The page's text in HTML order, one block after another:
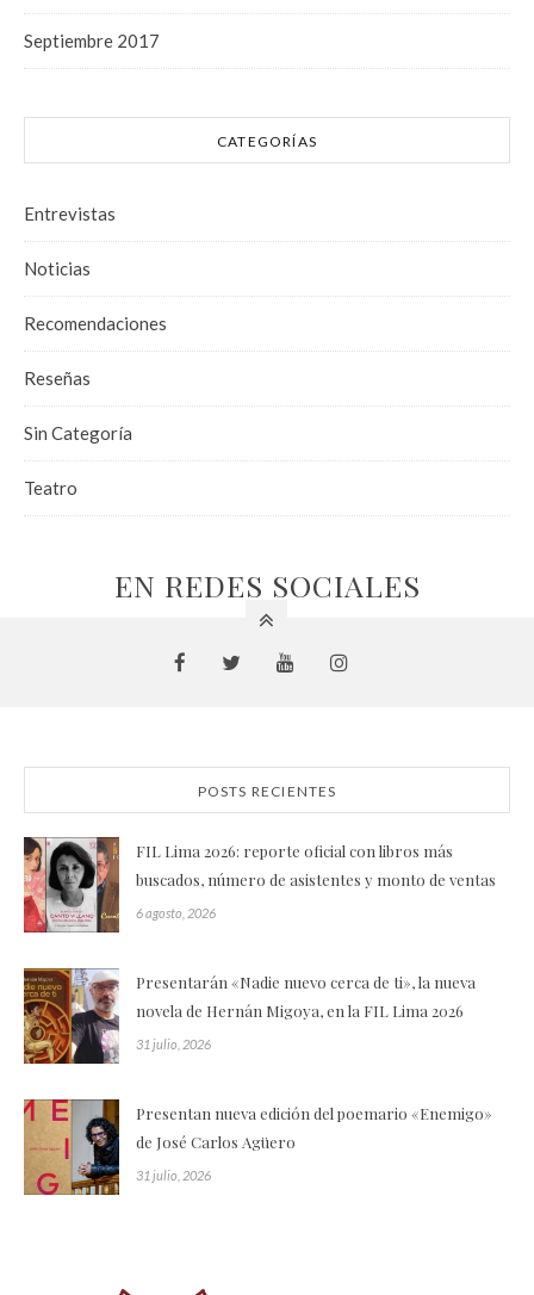
Septiembre 2017
CATEGORÍAS
Entrevistas
Noticias
Recomendaciones
Reseñas
Sin Categoría
Teatro
EN REDES SOCIALES
POSTS RECIENTES
FIL Lima 2026: reporte oficial con libros más
buscados, número de asistentes y monto de ventas
6 agosto, 2026
Presentarán «Nadie nuevo cerca de ti», la nueva
novela de Hernán Migoya, en la FIL Lima 2026
31 julio, 2026
Presentan nueva edición del poemario «Enemigo»
de José Carlos Agüero
31 julio, 2026